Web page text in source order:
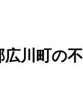
広川町の